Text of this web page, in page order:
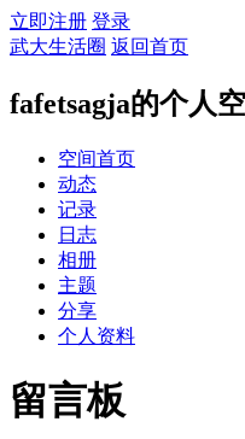
立即注册 登录
武大生活圈 返回首页
fafetsagja的个人
空间首页
动态
记录
日志
相册
主题
分享
个人资料
留言板